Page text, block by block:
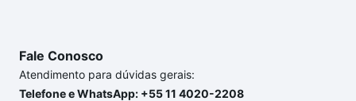
Fale Conosco
Atendimento para dúvidas gerais:
Telefone e WhatsApp: +55 11 4020-2208